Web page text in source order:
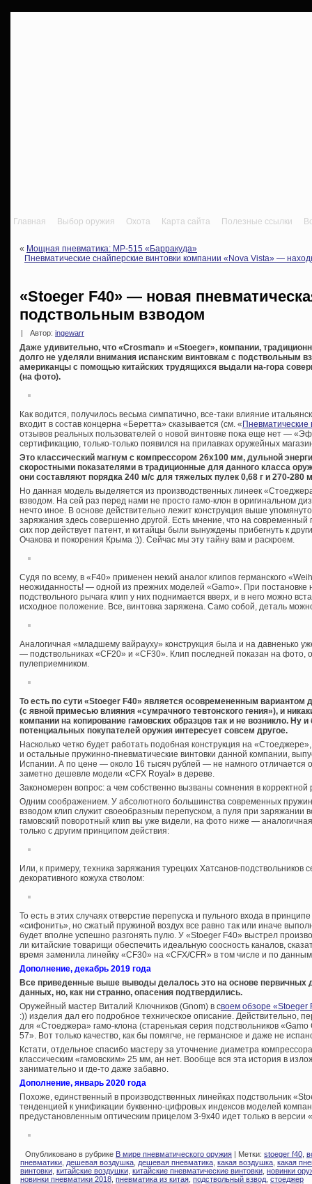
Главная Выбор оружия Охота Карта сайта Полезные ссылки
« Мощная пневматика: МР-515 «Барракуда»
Пневматические снайперские винтовки компании «Nova Vista» —
«Stoeger F40» — новая
подствольным взводом
| Автор: ingewarr
Даже удивительно, что «Crosman» и «Stoeger», компании,
долго не уделяли внимания испанским винтовкам с подствольным
американцы с помощью китайских трудящихся выдали на-гора
(на фото).
Как водится, получилось весьма симпатично, все-таки влияние
входит в состав концерна «Беретта» сказывается (см. «Пневматические
отзывов реальных пользователей о новой винтовке пока еще нет —
сертификацию, только-только появился на прилавках оружейных
Это классический магнум с компрессором 26х100 мм, дульной
скоростными показателями в традиционные для данного класса
они составляют порядка 240 м/с для тяжелых пулек 0,68 г и 270-280
Но данная модель выделяется из производственных линеек
взводом. На сей раз перед нами не просто гамо-клон в оригинальном
нечто иное. В основе действительно лежит конструкция выше
заряжания здесь совершенно другой. Есть мнение, что на
сих пор действует патент, и китайцы были вынуждены прибегнуть к
Очакова и покорения Крыма :)). Сейчас мы эту тайну вам и раскроем.
Судя по всему, в «F40» применен некий аналог клипов германского
неожиданность! — одной из прежних моделей «Gamo». При постановке
подствольного рычага клип у них поднимается вверх, и в него можно
исходное положение. Все, винтовка заряжена. Само собой, деталь
Аналогичная «младшему вайрауху» конструкция была и на давненько
— подствольниках «CF20» и «CF30». Клип последней показан на фото,
пулеприемником.
То есть по сути «Stoeger F40» является осовремененным вариантом
(с явной примесью влияния «сумрачного тевтонского гения»), и
компании на копирование гамовских образцов так и не возникло. Ну
потенциальных покупателей оружия интересует совсем другое.
Насколько четко будет работать подобная конструкция на
и остальные пружинно-пневматические винтовки данной компании,
Испании. А по цене — около 16 тысяч рублей — не намного отличается
заметно дешевле модели «CFX Royal» в дереве.
Закономерен вопрос: а чем собственно вызваны сомнения в
Одним соображением. У абсолютного большинства современных
взводом клип служит своеобразным перепуском, а пуля при заряжании
гамовский поворотный клип вы уже видели, на фото ниже —
только с другим принципом действия:
Или, к примеру, техника заряжания турецких Хатсанов-подствольников
декоративного кожуха стволом:
То есть в этих случаях отверстие перепуска и пульного входа в
«сифонить», но сжатый пружиной воздух все равно так или иначе
будет вполне успешно разгонять пулю. У «Stoeger F40» выстрел
ли китайские товарищи обеспечить идеальную соосность каналов,
время заменила линейку «CF30» на «CFX/CFR» в том числе и по
Дополнение, декабрь 2019 года
Все приведенные выше выводы делалось это на основе первичных
данных, но, как ни странно, опасения подтвердились.
Оружейный мастер Виталий Ключников (Gnom) в своем обзоре «Stoeger
:)) изделия дал его подробное техническое описание. Действительно,
для «Стоеджера» гамо-клона (старенькая серия подствольников
57». Вот только качество, как бы помягче, не германское и даже не
Кстати, отдельное спасибо мастеру за уточнение диаметра
классическим «гамовским» 25 мм, ан нет. Вообще вся эта история в
занимательно и где-то даже забавно.
Дополнение, январь 2020 года
Похоже, единственный в производственных линейках подствольник
тенденцией к унификации буквенно-цифровых индексов моделей
предустановленным оптическим прицелом 3-9х40 идет только в версии
Опубликовано в рубрике В мире пневматического оружия | Метки: stoeger f40
пневматики дешевая воздушка дешевая пневматика какая воздушка какая
винтовки китайские воздушки китайские пневматические винтовки новинки
новинки пневматики 2018 пневматика из китая подствольный взвод стоеджер